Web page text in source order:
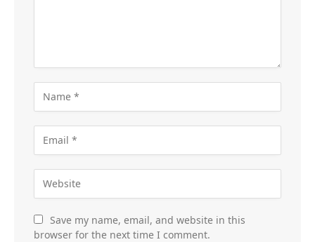
Save my name, email, and website in this
browser for the next time I comment.